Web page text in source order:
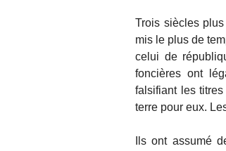
Trois siècles
mis le plus de
celui de
foncières ont
falsifiant les
terre pour eux.
Ils ont assumé